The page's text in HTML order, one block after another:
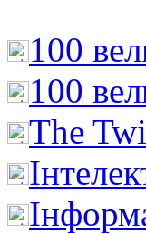
100
100
The